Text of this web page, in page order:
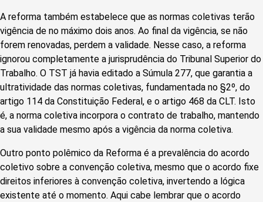
A reforma também estabelece que as normas coletivas terão
vigência de no máximo dois anos. Ao final da vigência, se não
forem renovadas, perdem a validade. Nesse caso, a reforma
ignorou completamente a jurisprudência do Tribunal Superior do
Trabalho. O TST já havia editado a Súmula 277, que garantia a
ultratividade das normas coletivas, fundamentada no §2º, do
artigo 114 da Constituição Federal, e o artigo 468 da CLT. Isto
é, a norma coletiva incorpora o contrato de trabalho, mantendo
a sua validade mesmo após a vigência da norma coletiva.
Outro ponto polêmico da Reforma é a prevalência do acordo
coletivo sobre a convenção coletiva, mesmo que o acordo fixe
direitos inferiores à convenção coletiva, invertendo a lógica
existente até o momento. Aqui cabe lembrar que o acordo